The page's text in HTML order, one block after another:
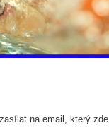
na email, který